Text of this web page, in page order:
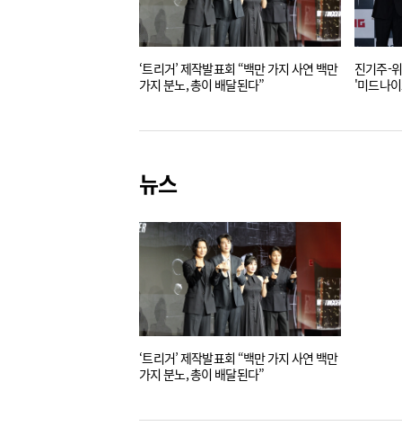
‘트리거’ 제작발표회 “백만 가지 사연 백만
가지 분노, 총이 배달된다”
진기주-
'미드나
뉴스
‘트리거’ 제작발표회 “백만 가지 사연 백만
가지 분노, 총이 배달된다”